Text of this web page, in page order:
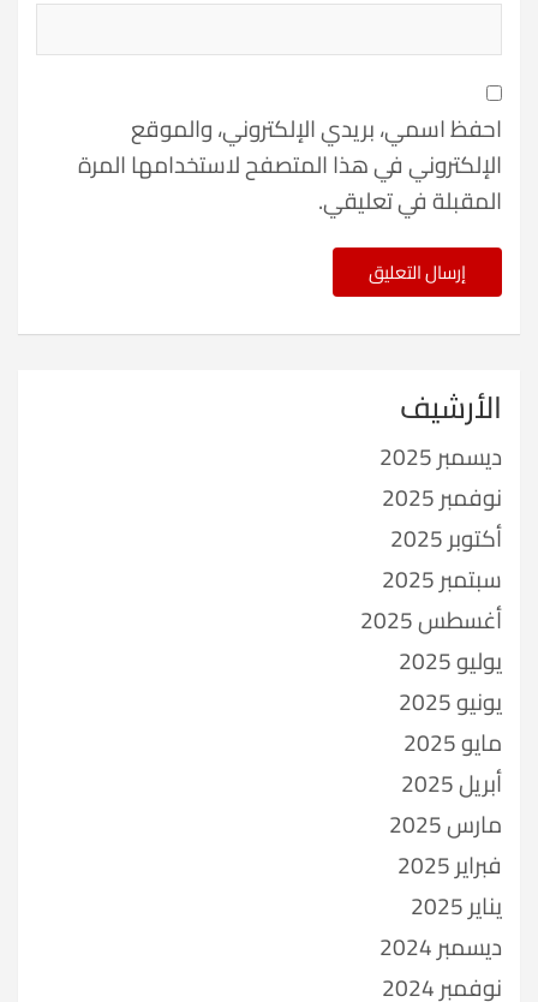
احفظ اسمي، بريدي الإلكتروني، والموقع
الإلكتروني في هذا المتصفح لاستخدامها المرة
المقبلة في تعليقي.
الأرشيف
ديسمبر 2025
نوفمبر 2025
أكتوبر 2025
سبتمبر 2025
أغسطس 2025
يوليو 2025
يونيو 2025
مايو 2025
أبريل 2025
مارس 2025
فبراير 2025
يناير 2025
ديسمبر 2024
نوفمبر 2024